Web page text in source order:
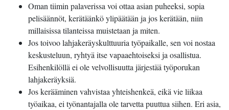
Oman tiimin palaverissa voi ottaa asian puheeksi, sopia
pelisäännöt, kerätäänkö ylipäätään ja jos kerätään, niin
millaisissa tilanteissa muistetaan ja miten.
Jos toivoo lahjakeräyskulttuuria työpaikalle, sen voi nostaa
keskusteluun, ryhtyä itse vapaaehtoiseksi ja osallistua.
Esihenkilöllä ei ole velvollisuutta järjestää työporukan
lahjakeräyksiä.
Jos kerääminen vahvistaa yhteishenkeä, eikä vie liikaa
työaikaa, ei työnantajalla ole tarvetta puuttua siihen. Eri asia,